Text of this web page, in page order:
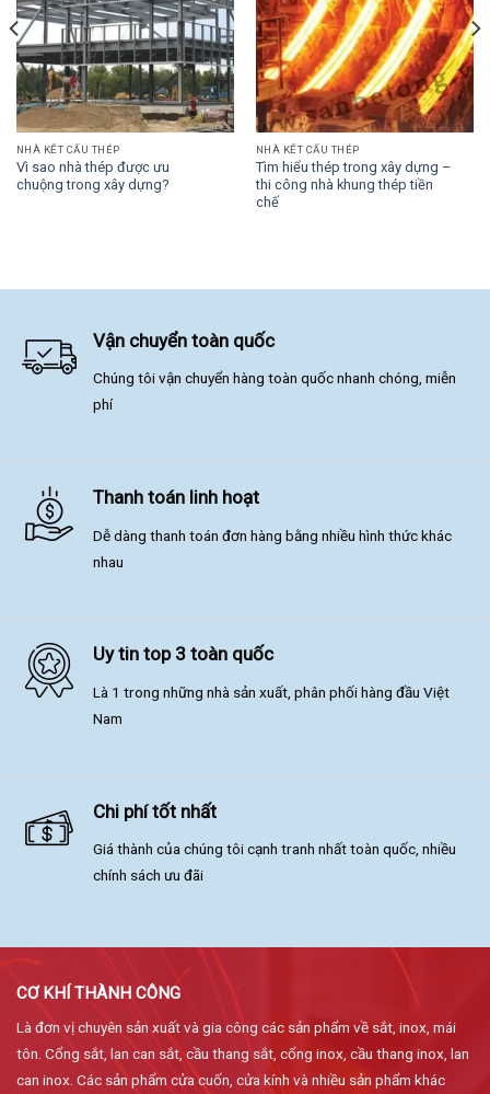
NHÀ KẾT CẤU THÉP
Vì sao nhà thép được ưu
chuộng trong xây dựng?
NHÀ KẾT CẤU THÉP
Tìm hiểu thép trong xây dựng –
thi công nhà khung thép tiền
chế
Vận chuyển toàn quốc
Chúng tôi vận chuyển hàng toàn quốc nhanh chóng, miễn
phí
Thanh toán linh hoạt
Dễ dàng thanh toán đơn hàng bằng nhiều hình thức khác
nhau
Uy tin top 3 toàn quốc
Là 1 trong những nhà sản xuất, phân phối hàng đầu Việt
Nam
Chi phí tốt nhất
Giá thành của chúng tôi cạnh tranh nhất toàn quốc, nhiều
chính sách ưu đãi
CƠ KHÍ THÀNH CÔNG
Là đơn vị chuyên sản xuất và gia công các sản phẩm về sắt, inox, mái
tôn. Cổng sắt, lan can sắt, cầu thang sắt, cổng inox, cầu thang inox, lan
can inox. Các sản phẩm cửa cuốn, cửa kính và nhiều sản phẩm khác